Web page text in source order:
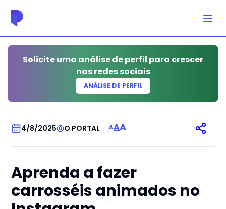
Solicite uma análise de perfil para crescer
nas redes sociais
ANÁLISE DE PERFIL
4/8/2025 O PORTAL
CARROSSEL AAA
Aprenda a fazer
carrosséis animados no